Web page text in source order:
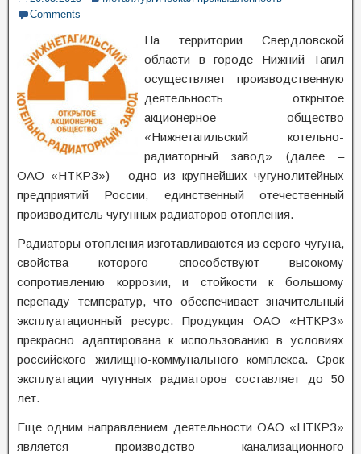
Comments
На территории Свердловской
области в городе Нижний Тагил
осуществляет производственную
деятельность открытое
акционерное общество
«Нижнетагильский котельно-
радиаторный завод» (далее –
ОАО «НТКРЗ») – одно из крупнейших чугунолитейных
предприятий России, единственный отечественный
производитель чугунных радиаторов отопления.
Радиаторы отопления изготавливаются из серого чугуна,
свойства которого способствуют высокому
сопротивлению коррозии, и стойкости к большому
перепаду температур, что обеспечивает значительный
эксплуатационный ресурс. Продукция ОАО «НТКРЗ»
прекрасно адаптирована к использованию в условиях
российского жилищно-коммунального комплекса. Срок
эксплуатации чугунных радиаторов составляет до 50
лет.
Еще одним направлением деятельности ОАО «НТКРЗ»
является производство канализационного